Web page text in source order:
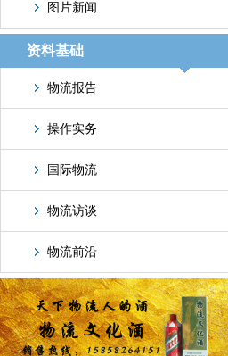
图片新闻
资料基础
物流报告
操作实务
国际物流
物流访谈
物流前沿